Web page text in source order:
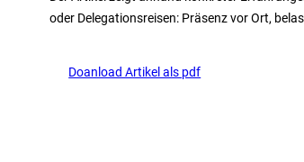
oder Delegationsreisen: Präsenz vor Ort,
Doanload Artikel als pdf